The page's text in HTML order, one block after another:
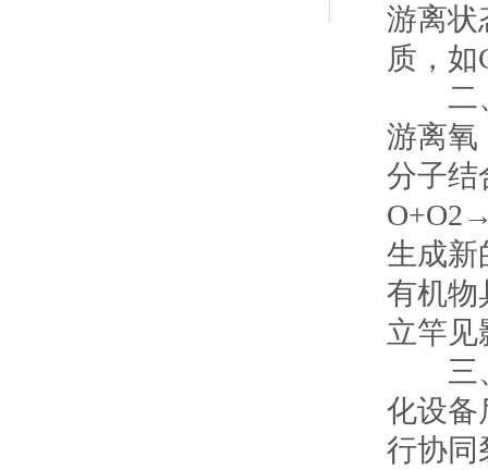
游离状
质，如
二、
游离氧
分子结
生成新
有机物
立竿见
三、
化设备
行协同